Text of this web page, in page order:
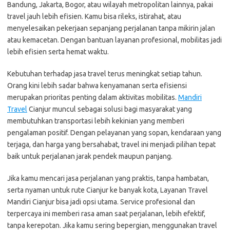
Bandung, Jakarta, Bogor, atau wilayah metropolitan lainnya, pakai
travel jauh lebih efisien. Kamu bisa rileks, istirahat, atau
menyelesaikan pekerjaan sepanjang perjalanan tanpa mikirin jalan
atau kemacetan. Dengan bantuan layanan profesional, mobilitas jadi
lebih efisien serta hemat waktu.
Kebutuhan terhadap jasa travel terus meningkat setiap tahun.
Orang kini lebih sadar bahwa kenyamanan serta efisiensi
merupakan prioritas penting dalam aktivitas mobilitas. Mandiri
Travel Cianjur muncul sebagai solusi bagi masyarakat yang
membutuhkan transportasi lebih kekinian yang memberi
pengalaman positif. Dengan pelayanan yang sopan, kendaraan yang
terjaga, dan harga yang bersahabat, travel ini menjadi pilihan tepat
baik untuk perjalanan jarak pendek maupun panjang.
Jika kamu mencari jasa perjalanan yang praktis, tanpa hambatan,
serta nyaman untuk rute Cianjur ke banyak kota, Layanan Travel
Mandiri Cianjur bisa jadi opsi utama. Service profesional dan
terpercaya ini memberi rasa aman saat perjalanan, lebih efektif,
tanpa kerepotan. Jika kamu sering bepergian, menggunakan travel